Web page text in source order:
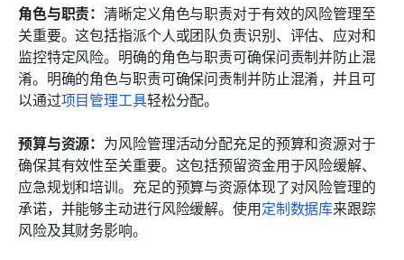
角色与职责： 清晰定义角色与职责对于有效的风险管理至
关重要。这包括指派个人或团队负责识别、评估、应对和
监控特定风险。明确的角色与职责可确保问责制并防止混
淆。明确的角色与职责可确保问责制并防止混淆，并且可
以通过项目管理工具轻松分配。
预算与资源： 为风险管理活动分配充足的预算和资源对于
确保其有效性至关重要。这包括预留资金用于风险缓解、
应急规划和培训。充足的预算与资源体现了对风险管理的
承诺，并能够主动进行风险缓解。使用定制数据库来跟踪
风险及其财务影响。